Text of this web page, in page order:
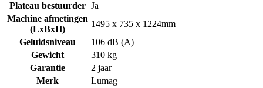
Plateau bestuurder Ja
Machine afmetingen
(LxBxH)
1495 x 735 x 1224mm
Geluidsniveau
106 dB (A)
Gewicht
310 kg
Garantie
2 jaar
Merk
Lumag